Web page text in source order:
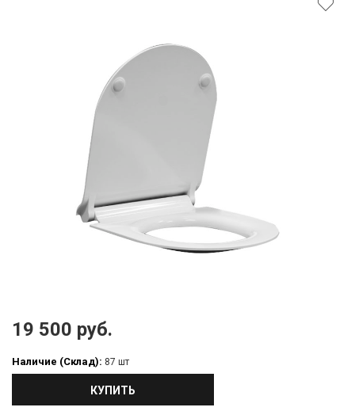
19 500 руб.
Наличие (Склад): 87 шт
КУПИТЬ